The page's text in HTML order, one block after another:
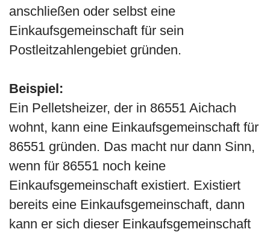
anschließen oder selbst eine
Einkaufsgemeinschaft für sein
Postleitzahlengebiet gründen.
Beispiel:
Ein Pelletsheizer, der in 86551 Aichach
wohnt, kann eine Einkaufsgemeinschaft für
86551 gründen. Das macht nur dann Sinn,
wenn für 86551 noch keine
Einkaufsgemeinschaft existiert. Existiert
bereits eine Einkaufsgemeinschaft, dann
kann er sich dieser Einkaufsgemeinschaft